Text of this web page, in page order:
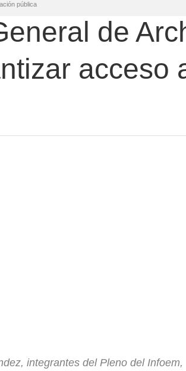
pública
de
acceso
integrantes del Pleno del Infoem,